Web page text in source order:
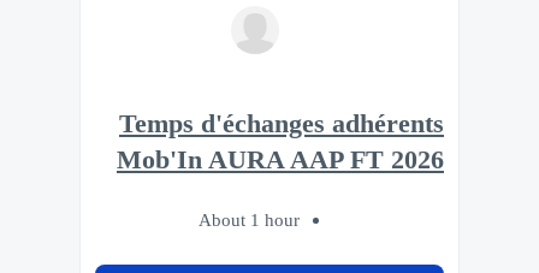
Temps d'échanges adhérents
Mob'In AURA AAP FT 2026
About 1 hour